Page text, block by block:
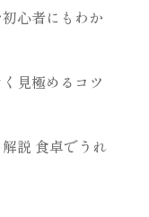
心者にもわか
見極めるコツ
説 食卓でうれ